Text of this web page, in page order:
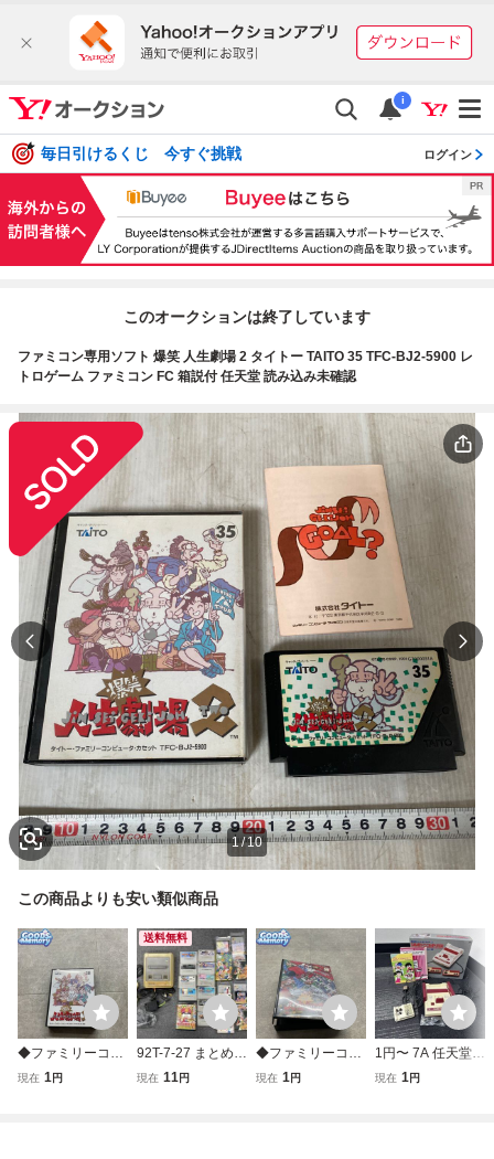
i
毎日引けるくじ 今すぐ挑戦 ログイン
このオークションは終了しています
ファミコン専用ソフト 爆笑 人生劇場 2 タイトー TAITO 35 TFC-BJ2-5900 レ
トロゲーム ファミコン FC 箱説付 任天堂 読み込み未確認
1/10
この商品よりも安い類似商品
◆ファミリーコン
ピューター/ファミ
現在 1円
送料無料
92T-7-27 まとめ
レトロゲーム 任天
現在 11円
◆ファミリーコン
ピューター/ファミ
現在 1円
1円〜 7A 任天堂
ファミリーコンピ
現在 1円